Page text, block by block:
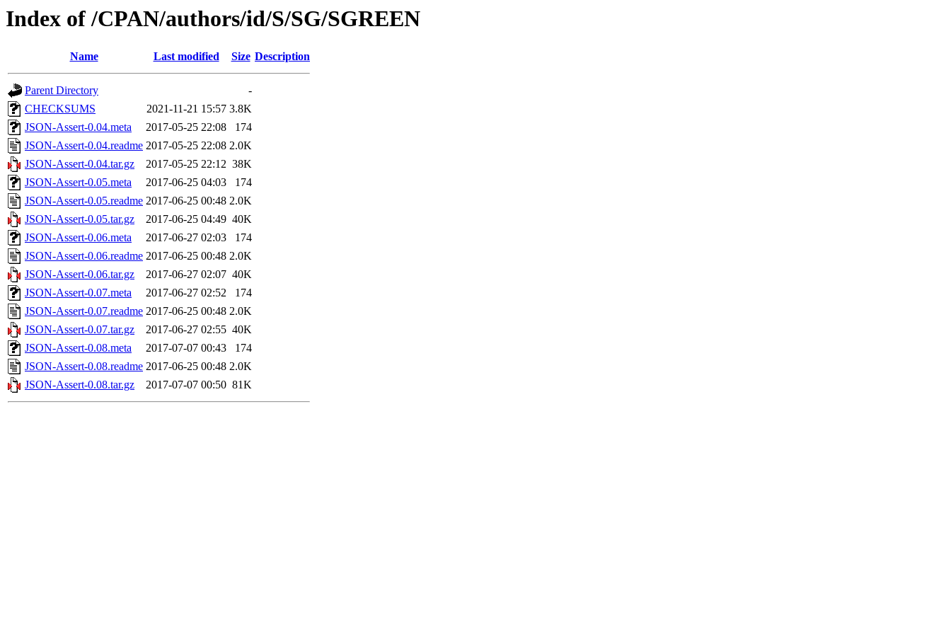
Index of /CPAN/authors/id/S/SG/SGREEN
Name Last modified Size Description
Parent Directory
-
CHECKSUMS
2021-11-21 15:57 3.8K
JSON-Assert-0.04.meta
2017-05-25 22:08
174
JSON-Assert-0.04.readme 2017-05-25 22:08 2.0K
JSON-Assert-0.04.tar.gz
2017-05-25 22:12 38K
JSON-Assert-0.05.meta
2017-06-25 04:03
174
JSON-Assert-0.05.readme 2017-06-25 00:48 2.0K
JSON-Assert-0.05.tar.gz
2017-06-25 04:49 40K
JSON-Assert-0.06.meta
2017-06-27 02:03
174
JSON-Assert-0.06.readme 2017-06-25 00:48 2.0K
JSON-Assert-0.06.tar.gz
2017-06-27 02:07 40K
JSON-Assert-0.07.meta
2017-06-27 02:52
174
JSON-Assert-0.07.readme 2017-06-25 00:48 2.0K
JSON-Assert-0.07.tar.gz
2017-06-27 02:55 40K
JSON-Assert-0.08.meta
2017-07-07 00:43
174
JSON-Assert-0.08.readme 2017-06-25 00:48 2.0K
JSON-Assert-0.08.tar.gz
2017-07-07 00:50 81K